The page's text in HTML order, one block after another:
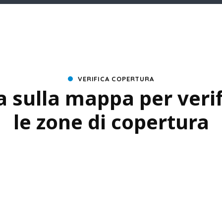
VERIFICA COPERTURA
sulla mappa per
le zone di copertura